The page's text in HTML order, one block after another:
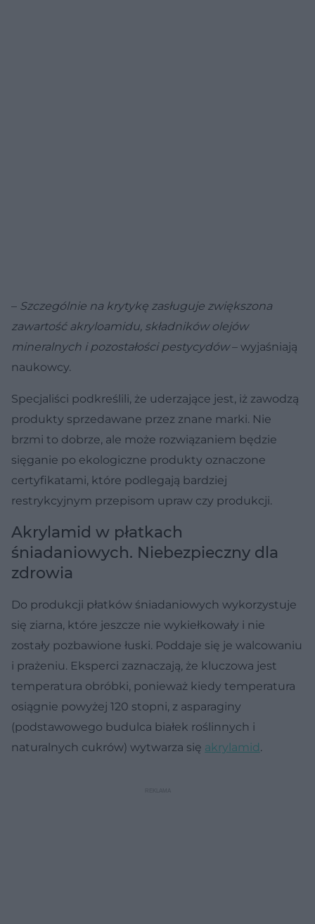
– Szczególnie na krytykę zasługuje zwiększona
zawartość akryloamidu, składników olejów
mineralnych i pozostałości pestycydów– wyjaśniają
naukowcy.
Specjaliści podkreślili, że uderzające jest, iż zawodzą
produkty sprzedawane przez znane marki. Nie
brzmi to dobrze, ale może rozwiązaniem będzie
sięganie po ekologiczne produkty oznaczone
certyfikatami, które podlegają bardziej
restrykcyjnym przepisom upraw czy produkcji.
Akrylamid w płatkach
śniadaniowych. Niebezpieczny dla
zdrowia
Do produkcji płatków śniadaniowych wykorzystuje
się ziarna, które jeszcze nie wykiełkowały i nie
zostały pozbawione łuski. Poddaje się je walcowaniu
i prażeniu. Eksperci zaznaczają, że kluczowa jest
temperatura obróbki, ponieważ kiedy temperatura
osiągnie powyżej 120 stopni, z asparaginy
(podstawowego budulca białek roślinnych i
naturalnych cukrów) wytwarza się akrylamid.